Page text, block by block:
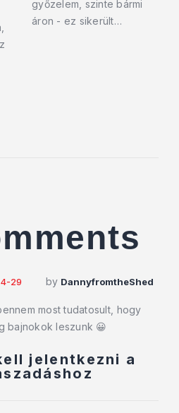
győzelem, szinte bármi
áron - ez sikerült…
29 by DannyfromtheShed
most tudatosult, hogy
bajnokok leszunk 😀
jelentkezni a